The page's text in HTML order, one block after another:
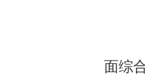
面综